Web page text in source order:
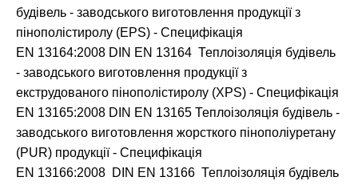
будівель - заводського виготовлення продукції з
пінополістиролу (EPS) - Специфікація
EN 13164:2008 DIN EN 13164 Теплоізоляція будівель
- заводського виготовлення продукції з
екструдованого пінополістиролу (XPS) - Специфікація
EN 13165:2008 DIN EN 13165 Теплоізоляція будівель -
заводського виготовлення жорсткого пінополіуретану
(PUR) продукції - Специфікація
EN 13166:2008 DIN EN 13166 Теплоізоляція будівель